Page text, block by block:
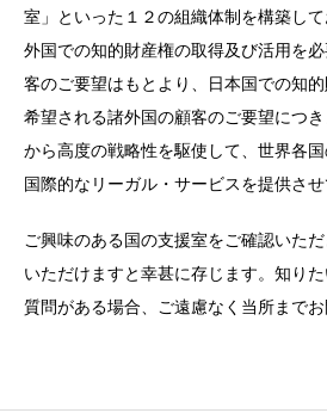
室」といった１２の組織体制を構築して
外国での知的財産権の取得及び活用を
客のご要望はもとより、日本国での知
希望される諸外国の顧客のご要望につ
から高度の戦略性を駆使して、世界各
国際的なリーガル・サービスを提供させ
ご興味のある国の支援室をご確認いた
いただけますと幸甚に存じます。知り
質問がある場合、ご遠慮なく当所までお